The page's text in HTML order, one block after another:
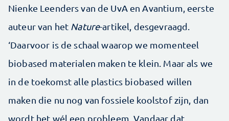
Nienke Leenders van de UvA en Avantium, eerste
auteur van het Nature-artikel, desgevraagd.
‘Daarvoor is de schaal waarop we momenteel
biobased materialen maken te klein. Maar als we
in de toekomst alle plastics biobased willen
maken die nu nog van fossiele koolstof zijn, dan
wordt het wél een probleem. Vandaar dat